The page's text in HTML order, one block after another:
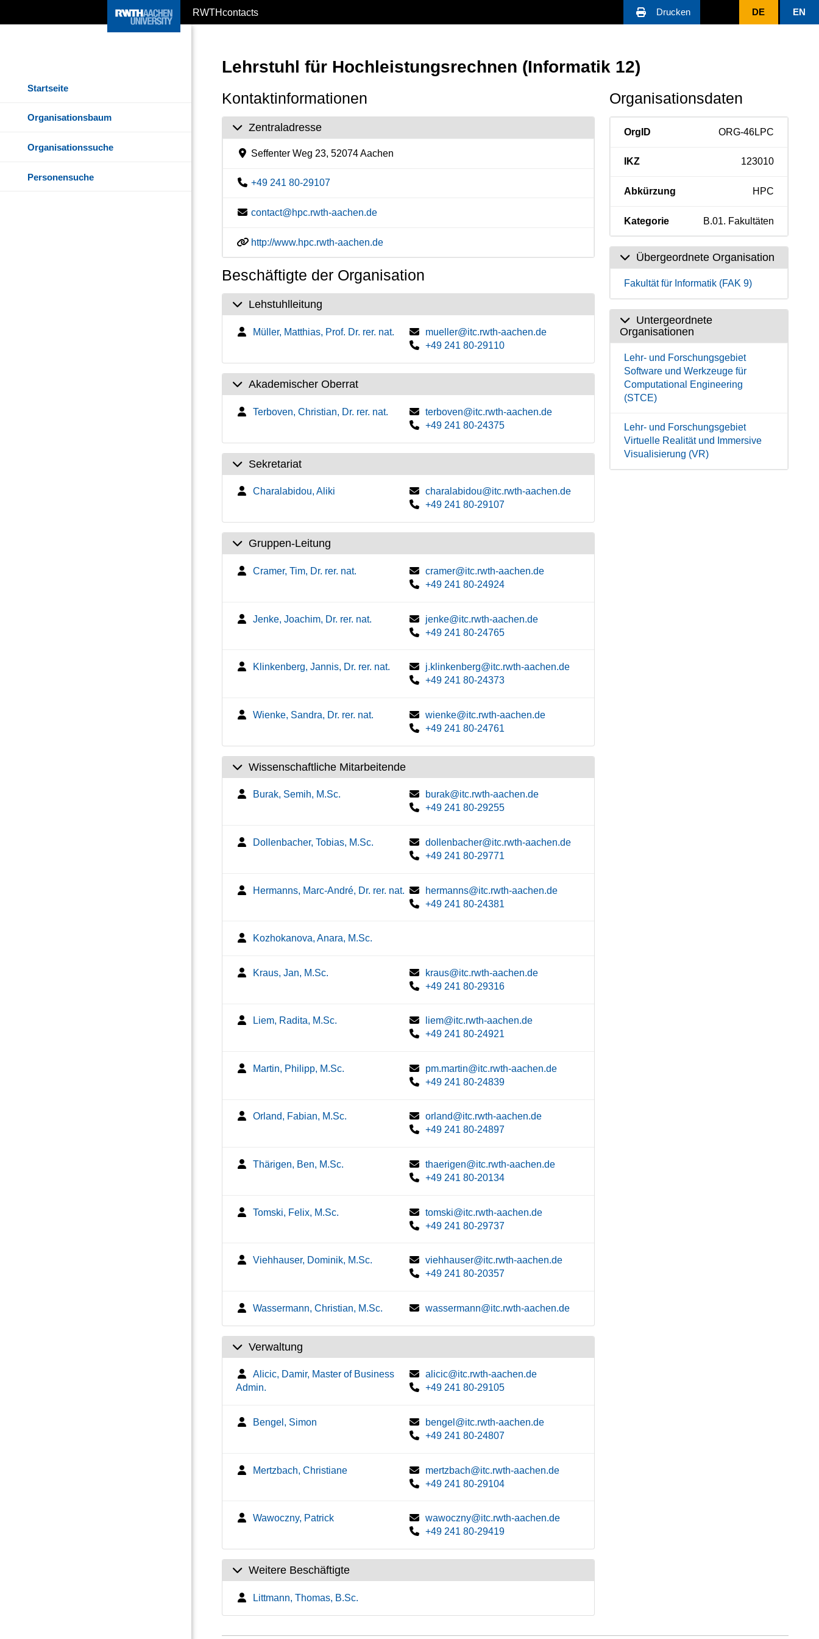
RWTHcontacts Drucken DE EN
Startseite
Organisationsbaum
Organisationssuche
Personensuche
Lehrstuhl für Hochleistungsrechnen (Informatik 12)
Kontaktinformationen
Zentraladresse
Seffenter Weg 23, 52074 Aachen
+49 241 80-29107
contact@hpc.rwth-aachen.de
http://www.hpc.rwth-aachen.de
Beschäftigte der Organisation
Lehstuhlleitung
Müller, Matthias, Prof. Dr. rer. nat.
mueller@itc.rwth-aachen.de
+49 241 80-29110
Akademischer Oberrat
Terboven, Christian, Dr. rer. nat.
terboven@itc.rwth-aachen.de
+49 241 80-24375
Sekretariat
Charalabidou, Aliki
charalabidou@itc.rwth-aachen.de
+49 241 80-29107
Gruppen-Leitung
Cramer, Tim, Dr. rer. nat.
cramer@itc.rwth-aachen.de
+49 241 80-24924
Jenke, Joachim, Dr. rer. nat.
jenke@itc.rwth-aachen.de
+49 241 80-24765
Klinkenberg, Jannis, Dr. rer. nat.
j.klinkenberg@itc.rwth-aachen.de
+49 241 80-24373
Wienke, Sandra, Dr. rer. nat.
wienke@itc.rwth-aachen.de
+49 241 80-24761
Wissenschaftliche Mitarbeitende
Burak, Semih, M.Sc.
burak@itc.rwth-aachen.de
+49 241 80-29255
Dollenbacher, Tobias, M.Sc.
dollenbacher@itc.rwth-aachen.de
+49 241 80-29771
Hermanns, Marc-André, Dr. rer. nat.
hermanns@itc.rwth-aachen.de
+49 241 80-24381
Kozhokanova, Anara, M.Sc.
Kraus, Jan, M.Sc.
kraus@itc.rwth-aachen.de
+49 241 80-29316
Liem, Radita, M.Sc.
liem@itc.rwth-aachen.de
+49 241 80-24921
Martin, Philipp, M.Sc.
pm.martin@itc.rwth-aachen.de
+49 241 80-24839
Orland, Fabian, M.Sc.
orland@itc.rwth-aachen.de
+49 241 80-24897
Thärigen, Ben, M.Sc.
thaerigen@itc.rwth-aachen.de
+49 241 80-20134
Tomski, Felix, M.Sc.
tomski@itc.rwth-aachen.de
+49 241 80-29737
Viehhauser, Dominik, M.Sc.
viehhauser@itc.rwth-aachen.de
+49 241 80-20357
Wassermann, Christian, M.Sc. wassermann@itc.rwth-aachen.de
Verwaltung
Alicic, Damir, Master of Business
Admin.
alicic@itc.rwth-aachen.de
+49 241 80-29105
Bengel, Simon
bengel@itc.rwth-aachen.de
+49 241 80-24807
Mertzbach, Christiane
mertzbach@itc.rwth-aachen.de
+49 241 80-29104
Wawoczny, Patrick
wawoczny@itc.rwth-aachen.de
+49 241 80-29419
Weitere Beschäftigte
Littmann, Thomas, B.Sc.
Organisationsdaten
OrgID ORG-46LPC
IKZ 123010
Abkürzung HPC
Kategorie B.01. Fakultäten
Übergeordnete Organisation
Fakultät für Informatik (FAK 9)
Untergeordnete
Organisationen
Lehr- und Forschungsgebiet
Software und Werkzeuge für
Computational Engineering
(STCE)
Lehr- und Forschungsgebiet
Virtuelle Realität und Immersive
Visualisierung (VR)